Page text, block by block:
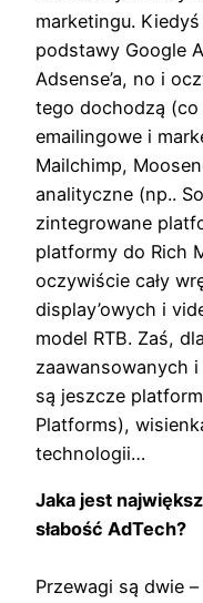
marketingu.
podstawy Google
Adsense’a, no i
tego dochodzą
emailingowe i
Mailchimp,
analityczne (np..
zintegrowane
platformy do Rich
oczywiście cały
display’owych i
model RTB. Zaś,
zaawansowanych
są jeszcze
Platforms),
technologii…
Jaka jest
słabość AdTech?
Przewagi są dwie